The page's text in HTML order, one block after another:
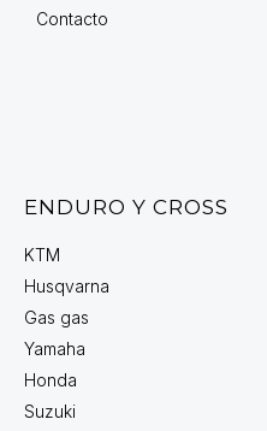
Contacto
ENDURO Y CROSS
KTM
Husqvarna
Gas gas
Yamaha
Honda
Suzuki